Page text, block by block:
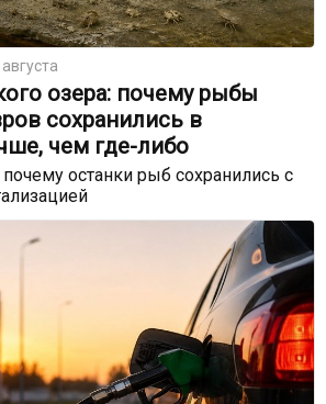
озера: почему рыбы
сохранились в
чем где-либо
останки рыб сохранились с